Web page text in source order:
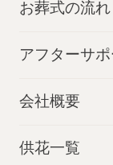
お葬式の流れ
アフターサポ
会社概要
供花一覧